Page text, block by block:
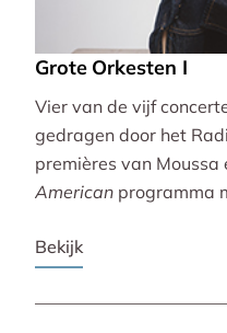
Grote Orkesten I
Vier van de vijf
gedragen door het
premières van Moussa
American programma
Amerikaans slagwerk.
Bekijk